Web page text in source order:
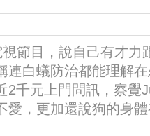
節目，說自己有才力
連白蟻防治都能理解
2千元上門問訊，察覺
愛，更加還說狗的身體